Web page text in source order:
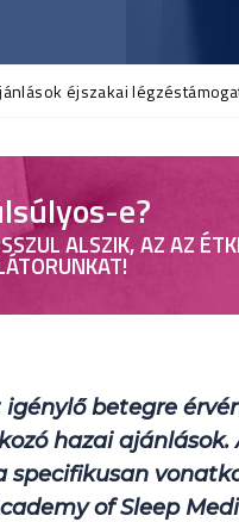
éjszakai
e?
ALSZIK, AZ AZ
betegre
hazai
specifikusan
of Sleep